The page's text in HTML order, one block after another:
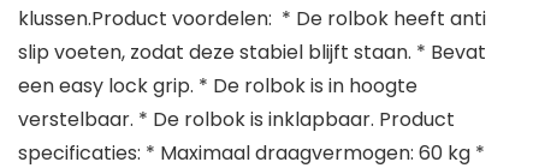
klussen.Product voordelen: * De rolbok heeft anti
slip voeten, zodat deze stabiel blijft staan. * Bevat
een easy lock grip. * De rolbok is in hoogte
verstelbaar. * De rolbok is inklapbaar. Product
specificaties: * Maximaal draagvermogen: 60 kg *